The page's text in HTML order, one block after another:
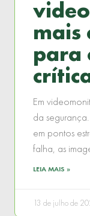
mais
para
Em
da
em pontos
falha, as
LEIA MAIS »
13 de julho de